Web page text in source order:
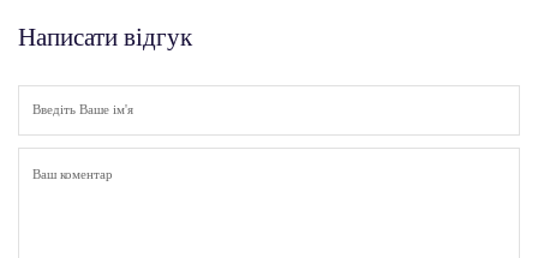
Написати відгук